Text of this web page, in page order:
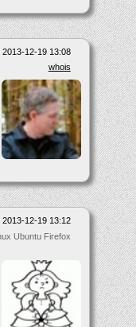
2013-12-19 13:08
whois
2013-12-19 13:12
Ubuntu Firefox